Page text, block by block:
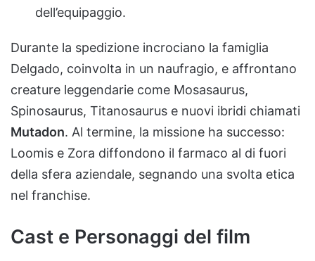
dell’equipaggio.
Durante la spedizione incrociano la famiglia
Delgado, coinvolta in un naufragio, e affrontano
creature leggendarie come Mosasaurus,
Spinosaurus, Titanosaurus e nuovi ibridi chiamati
Mutadon. Al termine, la missione ha successo:
Loomis e Zora diffondono il farmaco al di fuori
della sfera aziendale, segnando una svolta etica
nel franchise.
Cast e Personaggi del film